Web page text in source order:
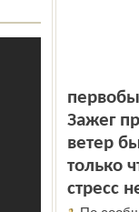
Зажег
ветер
только
стресс